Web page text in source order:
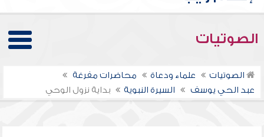
الصوتيات
الصوتيات علماء ودعاة
محاضرات مفرغة
عبد الحي يوسف
السيرة النبوية بداية نزول الوحي